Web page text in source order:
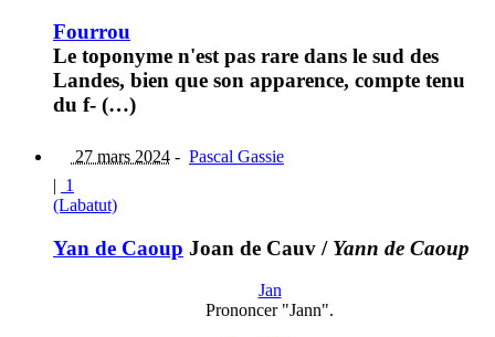
Fourrou
Le toponyme n'est pas rare dans le sud des
Landes, bien que son apparence, compte tenu
du f- (…)
27 mars 2024 - Pascal Gassie
| 1
(Labatut)
Yan de Caoup Joan de Cauv / Yann de Caoup
Jan
Prononcer "Jann".